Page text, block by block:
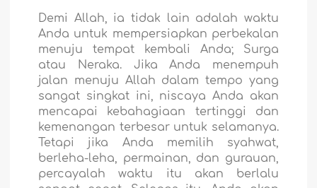
Demi Allah, ia tidak lain adalah waktu
Anda untuk mempersiapkan perbekalan
menuju tempat kembali Anda; Surga
atau Neraka. Jika Anda menempuh
jalan menuju Allah dalam tempo yang
sangat singkat ini, niscaya Anda akan
mencapai kebahagiaan tertinggi dan
kemenangan terbesar untuk selamanya.
Tetapi jika Anda memilih syahwat,
berleha-leha, permainan, dan gurauan,
percayalah waktu itu akan berlalu